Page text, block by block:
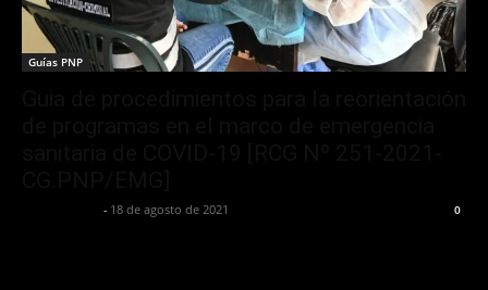
Guías PNP
- 18 de agosto de 2021 0